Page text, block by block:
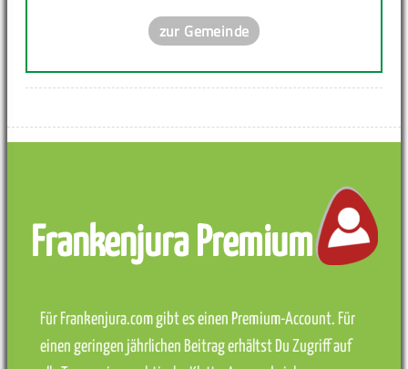
zur Gemeinde
Frankenjura Premium
Für Frankenjura.com gibt es einen Premium-Account. Für
einen geringen jährlichen Beitrag erhältst Du Zugriff auf